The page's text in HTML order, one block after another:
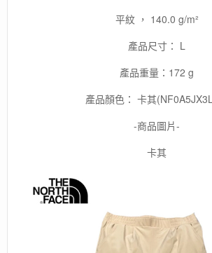
平紋 ， 140.0 g/m²
產品尺寸： L
產品重量：172 g
產品顏色： 卡其
-商品圖片-
卡其